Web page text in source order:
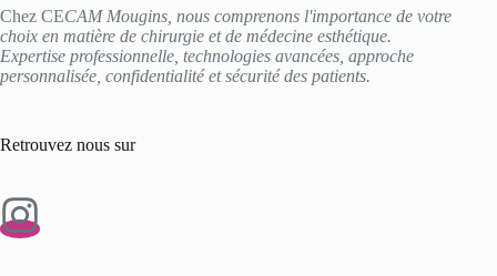
Chez CECAM Mougins, nous comprenons l'importance de votre
choix en matière de chirurgie et de médecine esthétique.
Expertise professionnelle, technologies avancées, approche
personnalisée, confidentialité et sécurité des patients.
Retrouvez nous sur